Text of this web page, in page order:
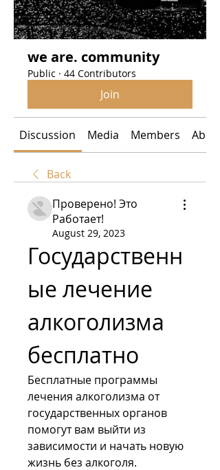
we are. community
Public · 44 Contributors
Join
Discussion Media Members About
Back
Проверено! Это
Работает!
August 29, 2023
Государственн
ые лечение
алкоголизма
бесплатно
Бесплатные программы
лечения алкоголизма от
государственных органов
помогут вам выйти из
зависимости и начать новую
жизнь без алкоголя.